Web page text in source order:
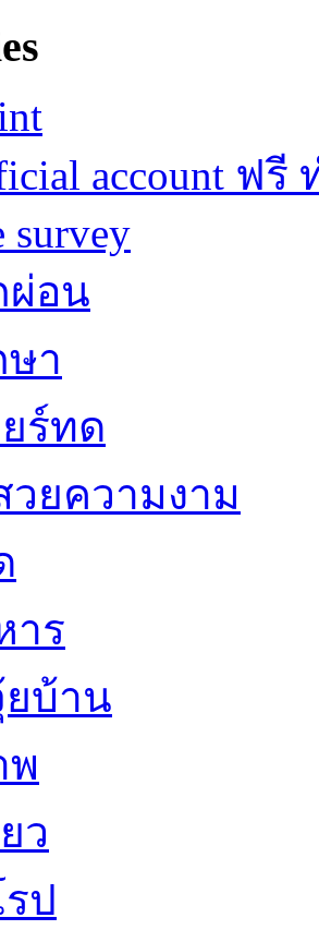
account ฟรี
survey
ผ่อน
า
ร์ทด
วยความงาม
าร
ยบ้าน
พ
ว
ป